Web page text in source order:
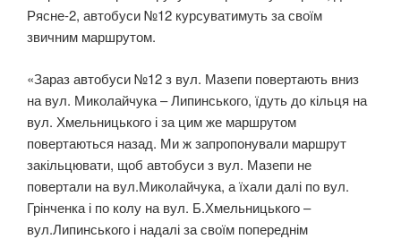
Рясне-2, автобуси №12 курсуватимуть за своїм
звичним маршрутом.
«Зараз автобуси №12 з вул. Мазепи повертають вниз
на вул. Миколайчука – Липинського, їдуть до кільця на
вул. Хмельницького і за цим же маршрутом
повертаються назад. Ми ж запропонували маршрут
закільцювати, щоб автобуси з вул. Мазепи не
повертали на вул.Миколайчука, а їхали далі по вул.
Грінченка і по колу на вул. Б.Хмельницького –
вул.Липинського і надалі за своїм попереднім